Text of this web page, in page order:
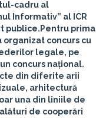
cadru al
Informativ” al ICR
publice. Pentru prima
organizat concurs cu
legale, pe
concurs național.
din diferite arii
arhitectură
una din liniile de
de cooperări